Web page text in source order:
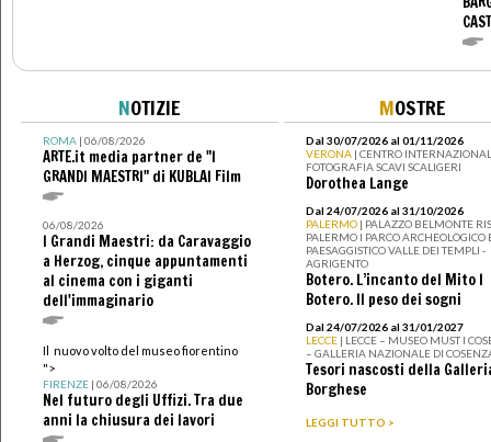
NOTIZIE
ROMA| 06/08/2026
ARTE.it media partner de "I
GRANDI MAESTRI" di KUBLAI Film
06/08/2026
I Grandi Maestri: da Caravaggio
a Herzog, cinque appuntamenti
al cinema con i giganti
dell'immaginario
Il nuovo volto del museo fiorentino
">
FIRENZE| 06/08/2026
Nel futuro degli Uffizi. Tra due
anni la chiusura dei lavori
MOSTRE
Dal 30/07/2026 al 01/11/2026
VERONA | CENTRO
FOTOGRAFIA SCAVI SCALIGERI
Dorothea Lange
Dal 24/07/2026 al 31/10/2026
PALERMO | PALAZZO BELMONTE
PALERMO I PARCO ARCHEOLOGICO
PAESAGGISTICO VALLE DEI TEMPLI -
AGRIGENTO
Botero. L’incanto del Mito I
Botero. Il peso dei sogni
Dal 24/07/2026 al 31/01/2027
LECCE | LECCE – MUSEO MUST I
– GALLERIA NAZIONALE DI
Tesori nascosti della
Borghese
LEGGI TUTTO >